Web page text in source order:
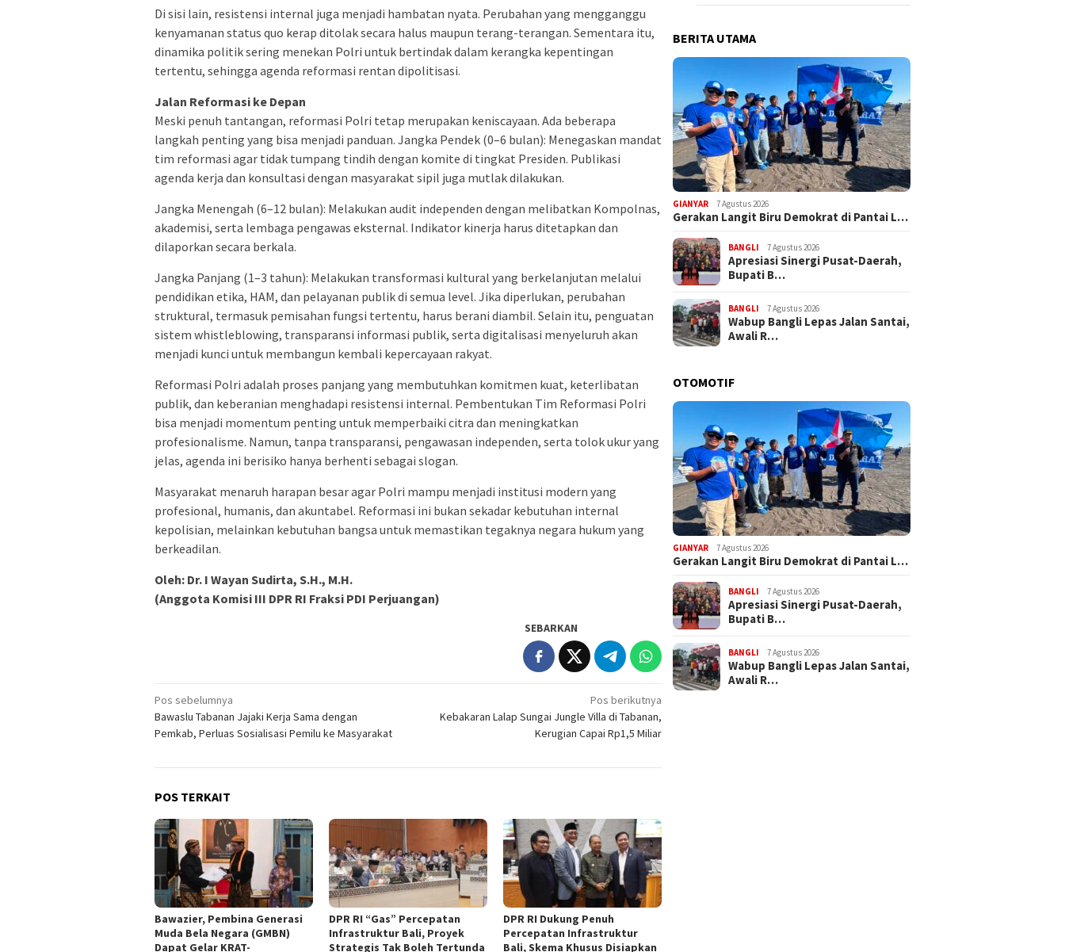
Di sisi lain, resistensi internal juga menjadi hambatan nyata. Perubahan yang mengganggu
kenyamanan status quo kerap ditolak secara halus maupun terang-terangan. Sementara itu,
dinamika politik sering menekan Polri untuk bertindak dalam kerangka kepentingan
tertentu, sehingga agenda reformasi rentan dipolitisasi.
Jalan Reformasi ke Depan
Meski penuh tantangan, reformasi Polri tetap merupakan keniscayaan. Ada beberapa
langkah penting yang bisa menjadi panduan. Jangka Pendek (0–6 bulan): Menegaskan mandat
tim reformasi agar tidak tumpang tindih dengan komite di tingkat Presiden. Publikasi
agenda kerja dan konsultasi dengan masyarakat sipil juga mutlak dilakukan.
Jangka Menengah (6–12 bulan): Melakukan audit independen dengan melibatkan Kompolnas,
akademisi, serta lembaga pengawas eksternal. Indikator kinerja harus ditetapkan dan
dilaporkan secara berkala.
Jangka Panjang (1–3 tahun): Melakukan transformasi kultural yang berkelanjutan melalui
pendidikan etika, HAM, dan pelayanan publik di semua level. Jika diperlukan, perubahan
struktural, termasuk pemisahan fungsi tertentu, harus berani diambil. Selain itu, penguatan
sistem whistleblowing, transparansi informasi publik, serta digitalisasi menyeluruh akan
menjadi kunci untuk membangun kembali kepercayaan rakyat.
Reformasi Polri adalah proses panjang yang membutuhkan komitmen kuat, keterlibatan
publik, dan keberanian menghadapi resistensi internal. Pembentukan Tim Reformasi Polri
bisa menjadi momentum penting untuk memperbaiki citra dan meningkatkan
profesionalisme. Namun, tanpa transparansi, pengawasan independen, serta tolok ukur yang
jelas, agenda ini berisiko hanya berhenti sebagai slogan.
Masyarakat menaruh harapan besar agar Polri mampu menjadi institusi modern yang
profesional, humanis, dan akuntabel. Reformasi ini bukan sekadar kebutuhan internal
kepolisian, melainkan kebutuhan bangsa untuk memastikan tegaknya negara hukum yang
berkeadilan.
Oleh: Dr. I Wayan Sudirta, S.H., M.H.
(Anggota Komisi III DPR RI Fraksi PDI Perjuangan)
SEBARKAN
Navigasi
pos
Pos sebelumnya
Bawaslu Tabanan Jajaki Kerja Sama dengan
Pemkab, Perluas Sosialisasi Pemilu ke Masyarakat
Pos berikutnya
Kebakaran Lalap Sungai Jungle Villa di Tabanan,
Kerugian Capai Rp1,5 Miliar
POS TERKAIT
Bawazier, Pembina Generasi
Muda Bela Negara (GMBN)
Dapat Gelar KRAT-
DPR RI “Gas” Percepatan
Infrastruktur Bali, Proyek
Strategis Tak Boleh Tertunda
DPR RI Dukung Penuh
Percepatan Infrastruktur
Bali, Skema Khusus Disiapkan
BERITA UTAMA
GIANYAR 7 Agustus 2026
Gerakan Langit Biru Demokrat di Pantai L…
BANGLI 7 Agustus 2026
Apresiasi Sinergi Pusat-Daerah,
Bupati B…
BANGLI 7 Agustus 2026
Wabup Bangli Lepas Jalan Santai,
Awali R…
OTOMOTIF
GIANYAR 7 Agustus 2026
Gerakan Langit Biru Demokrat di Pantai L…
BANGLI 7 Agustus 2026
Apresiasi Sinergi Pusat-Daerah,
Bupati B…
BANGLI 7 Agustus 2026
Wabup Bangli Lepas Jalan Santai,
Awali R…